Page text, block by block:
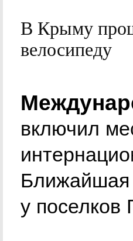
В Крыму
велосипеду
включил
Ближайшая
у поселков